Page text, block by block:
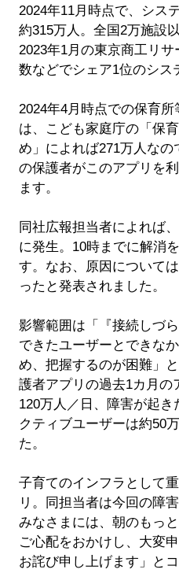
2024年11月時点で、シス
約315万人。全国2万施設
2023年1月の東京商工リ
数などでシェア1位のシス
2024年4月時点での保育
は、こども家庭庁の「保
め」によれば271万人な
の保護者がこのアプリを
ます。
同社広報担当者によれば
に発生。10時までに解消
す。なお、原因について
ったと発表されました。
影響範囲は「『接続しづ
できたユーザーとできな
め、把握するのが困難」
護者アプリの過去1カ月の
120万人／日、障害が起
クティブユーザーは約50
た。
子育てのインフラとして
リ。同担当者は今回の障
みなさまには、朝のもっ
ご心配をおかけし、大変
お詫び申し上げます」と